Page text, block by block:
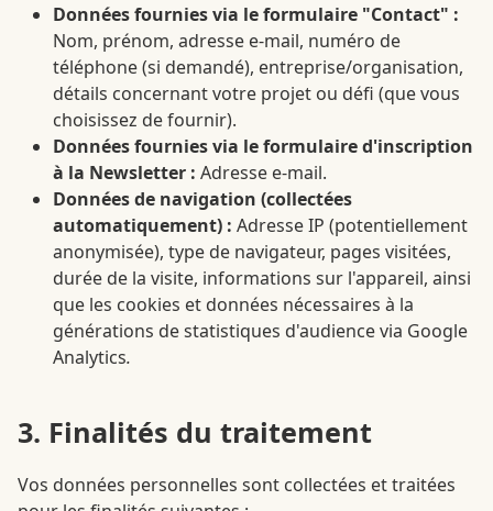
Données fournies via le formulaire "Contact" :
Nom, prénom, adresse e-mail, numéro de
téléphone (si demandé), entreprise/organisation,
détails concernant votre projet ou défi (que vous
choisissez de fournir).
Données fournies via le formulaire d'inscription
à la Newsletter : Adresse e-mail.
Données de navigation (collectées
automatiquement) : Adresse IP (potentiellement
anonymisée), type de navigateur, pages visitées,
durée de la visite, informations sur l'appareil, ainsi
que les cookies et données nécessaires à la
générations de statistiques d'audience via Google
Analytics.
3. Finalités du traitement
Vos données personnelles sont collectées et traitées